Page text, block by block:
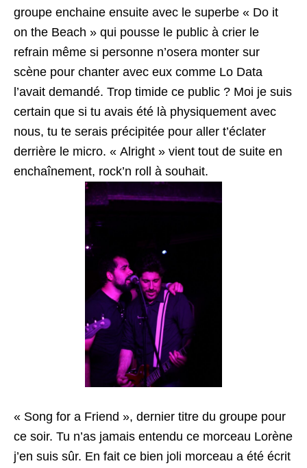
groupe enchaine ensuite avec le superbe « Do it
on the Beach » qui pousse le public à crier le
refrain même si personne n’osera monter sur
scène pour chanter avec eux comme Lo Data
l’avait demandé. Trop timide ce public ? Moi je suis
certain que si tu avais été là physiquement avec
nous, tu te serais précipitée pour aller t’éclater
derrière le micro. « Alright » vient tout de suite en
enchaînement, rock’n roll à souhait.
« Song for a Friend », dernier titre du groupe pour
ce soir. Tu n’as jamais entendu ce morceau Lorène
j’en suis sûr. En fait ce bien joli morceau a été écrit